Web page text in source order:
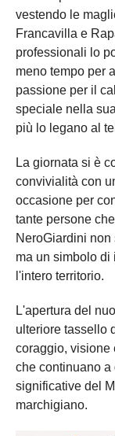
vestendo le
Francavilla e
professionali lo
meno tempo per
passione per il
speciale nella
più lo legano al
La giornata si è
convivialità con
occasione per
tante persone
NeroGiardini non
ma un simbolo di
l'intero territorio.
L'apertura del
ulteriore tassello
coraggio, visione
che continuano
significative del
marchigiano.